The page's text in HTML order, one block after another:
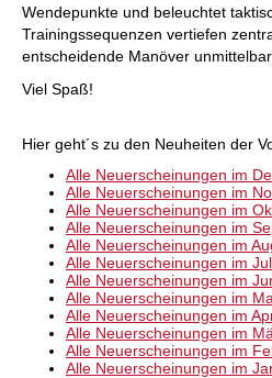
Wendepunkte und beleuchtet
Trainingssequenzen vertiefen
entscheidende Manöver
Viel Spaß!
Hier geht´s zu den Neuheiten der
Alle Neuerscheinungen im
Alle Neuerscheinungen im
Alle Neuerscheinungen im
Alle Neuerscheinungen im
Alle Neuerscheinungen im
Alle Neuerscheinungen im
Alle Neuerscheinungen im
Alle Neuerscheinungen im
Alle Neuerscheinungen im
Alle Neuerscheinungen im
Alle Neuerscheinungen im
Alle Neuerscheinungen im